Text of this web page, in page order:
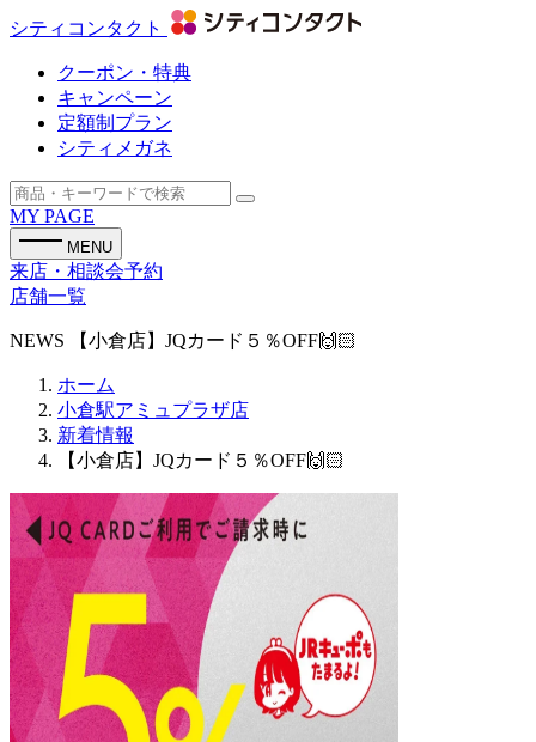
シティコンタクト
クーポン・特典
キャンペーン
定額制プラン
シティメガネ
MY PAGE
MENU
来店・相談会予約
店舗一覧
NEWS 【小倉店】JQカード５％OFF🙌🏻
ホーム
小倉駅アミュプラザ店
新着情報
【小倉店】JQカード５％OFF🙌🏻